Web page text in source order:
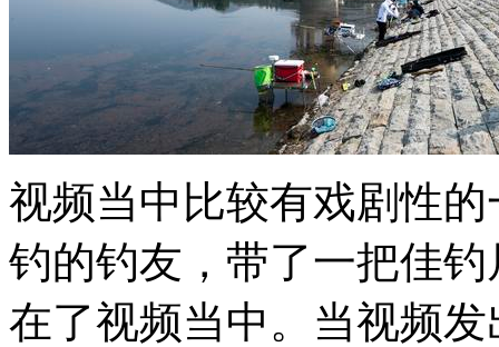
视频当中比较有戏剧性
钓的钓友，带了一把佳
在了视频当中。当视频